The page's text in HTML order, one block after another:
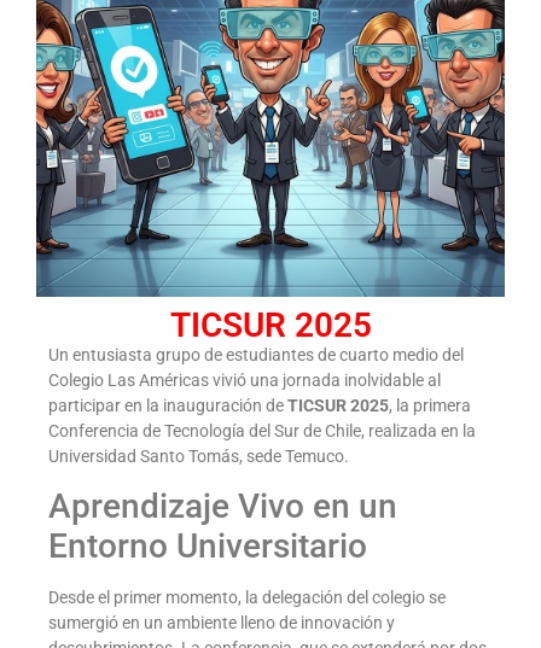
TICSUR 2025
Un entusiasta grupo de estudiantes de cuarto medio del
Colegio Las Américas vivió una jornada inolvidable al
participar en la inauguración deTICSUR 2025, la primera
Conferencia de Tecnología del Sur de Chile, realizada en la
Universidad Santo Tomás, sede Temuco.
Aprendizaje Vivo en un
Entorno Universitario
Desde el primer momento, la delegación del colegio se
sumergió en un ambiente lleno de innovación y